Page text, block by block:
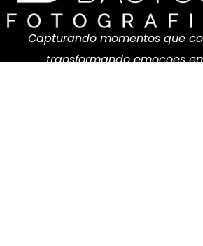
Capturando momentos que
transformando emoções